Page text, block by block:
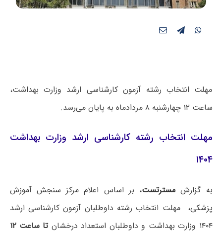
مهلت انتخاب رشته آزمون کارشناسی ارشد وزارت بهداشت،
ساعت ۱۲ چهارشنبه ۸ مردادماه به پایان می‌رسد.
مهلت انتخاب رشته کارشناسی ارشد وزارت بهداشت
۱۴۰۴
به گزارش مسترتست، بر اساس اعلام مرکز سنجش آموزش
پزشکی، مهلت انتخاب رشته داوطلبان آزمون کارشناسی ارشد
۱۴۰۴ وزارت بهداشت و داوطلبان استعداد درخشان
تا ساعت ۱۲